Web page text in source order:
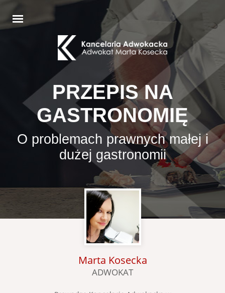
PRZEPIS NA
GASTRONOMIĘ
O problemach prawnych małej i
dużej gastronomii
Marta Kosecka
ADWOKAT